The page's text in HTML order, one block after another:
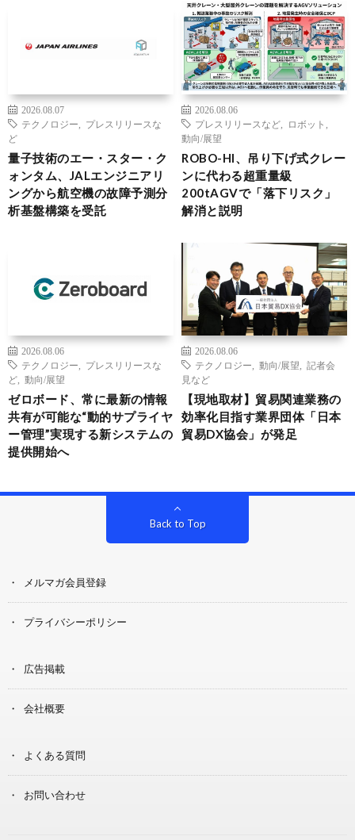
2026.08.07
テクノロジー
プレスリリースな
ど
量子技術のエー・スター・ク
ォンタム、JALエンジニアリ
ングから航空機の故障予測分
析基盤構築を受託
2026.08.06
プレスリリースなど
ロボット
動向/展望
ROBO-HI、吊り下げ式クレー
ンに代わる超重量級
200tAGVで「落下リスク」
解消と説明
2026.08.06
テクノロジー
プレスリリースな
ど
動向/展望
ゼロボード、常に最新の情報
共有が可能な“動的サプライヤ
ー管理”実現する新システムの
提供開始へ
2026.08.06
テクノロジー
動向/展望
記者会
見など
【現地取材】貿易関連業務の
効率化目指す業界団体「日本
貿易DX協会」が発足
Back to Top
メルマガ会員登録
プライバシーポリシー
広告掲載
会社概要
よくある質問
お問い合わせ